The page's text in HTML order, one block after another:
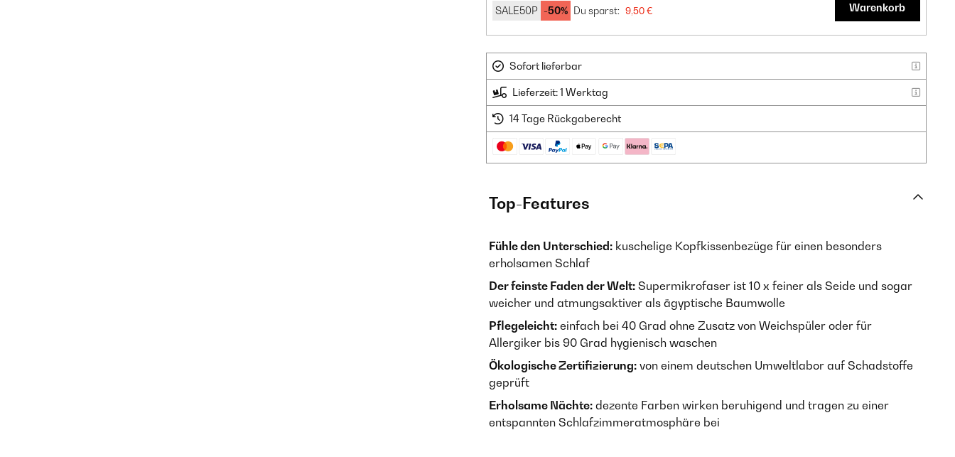
SALE50P -50% Du sparst: 9,50 €
Warenkorb
Sofort lieferbar
Lieferzeit: 1 Werktag
14 Tage Rückgaberecht
Top-Features
Fühle den Unterschied: kuschelige Kopfkissenbezüge für einen besonders
erholsamen Schlaf
Der feinste Faden der Welt: Supermikrofaser ist 10 x feiner als Seide und sogar
weicher und atmungsaktiver als ägyptische Baumwolle
Pflegeleicht: einfach bei 40 Grad ohne Zusatz von Weichspüler oder für
Allergiker bis 90 Grad hygienisch waschen
Ökologische Zertifizierung: von einem deutschen Umweltlabor auf Schadstoffe
geprüft
Erholsame Nächte: dezente Farben wirken beruhigend und tragen zu einer
entspannten Schlafzimmeratmosphäre bei